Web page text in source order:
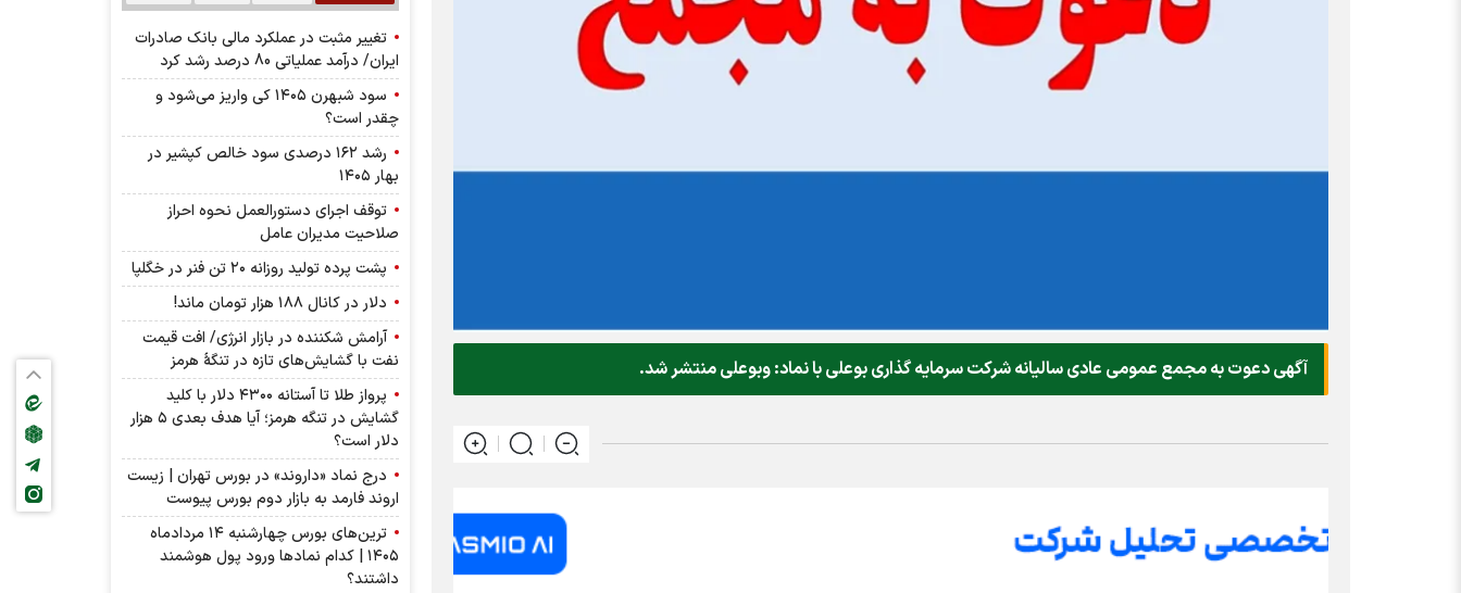
آگهی دعوت به مجمع عمومی عادی سالیانه شرکت سرمايه گذاري بوعلي با نماد: وبوعلي منتشر شد.
تغییر مثبت در عملکرد مالی بانک صادرات
ایران/ درآمد عملیاتی 80 درصد رشد کرد
سود شبهرن ۱۴۰۵ کی واریز می‌شود و
چقدر است؟
رشد ۱۶۲ درصدی سود خالص کپشیر در
بهار ۱۴۰۵
توقف اجرای دستورالعمل نحوه احراز
صلاحیت مدیران عامل
پشت پرده تولید روزانه ۲۰ تن فنر در خگلپا
دلار در کانال ۱۸۸ هزار تومان ماند!
آرامش شکننده در بازار انرژی/ افت قیمت
نفت با گشایش‌های تازه در تنگۀ هرمز
پرواز طلا تا آستانه ۴۳۰۰ دلار با کلید
گشایش در تنگه هرمز؛ آیا هدف بعدی ۵ هزار
دلار است؟
درج نماد «داروند» در بورس تهران | زیست
اروند فارمد به بازار دوم بورس پیوست
ترین‌های بورس چهارشنبه ۱۴ مردادماه
۱۴۰۵ | کدام نماد‌ها ورود پول هوشمند
داشتند؟